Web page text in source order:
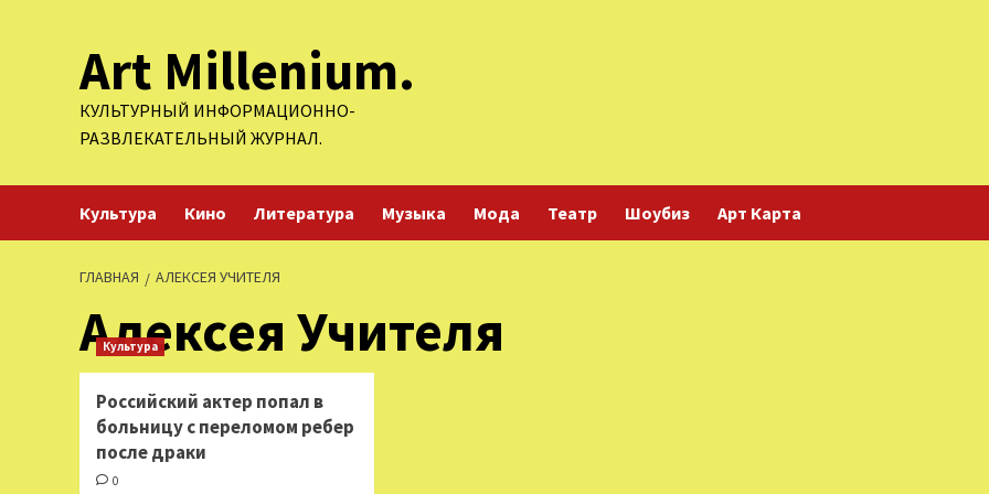
содержимомуArt Millenium.
КУЛЬТУРНЫЙ ИНФОРМАЦИОННО-
РАЗВЛЕКАТЕЛЬНЫЙ ЖУРНАЛ.
Культура Кино Литература Музыка Мода Театр Шоубиз Арт Карта
ГЛАВНАЯ АЛЕКСЕЯ УЧИТЕЛЯ
Алексея Учителя
Культура
Российский актер попал в
больницу с переломом ребер
после драки
0